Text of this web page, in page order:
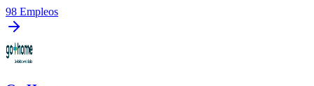
98 Empleos